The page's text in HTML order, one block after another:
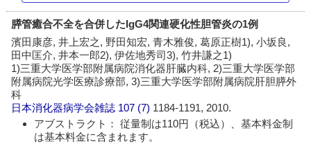
膵管癒合不全を合併したIgG4関連硬化性胆管炎の1例
濱田康彦, 井上宏之, 野田知宏, 青木雅俊, 葛原正樹1), 小坂良,
田中匡介, 井本一郎2), 伊佐地秀司3), 竹井謙之1)
1)三重大学医学部附属病院消化器肝臓内科, 2)三重大学医学部
附属病院光学医療診療部, 3)三重大学医学部附属病院肝胆膵外
科
日本消化器病学会雑誌 107 (7) 1184-1191, 2010.
アブストラクト： 従量制は110円（税込）、基本料金制
は基本料金に含まれます。